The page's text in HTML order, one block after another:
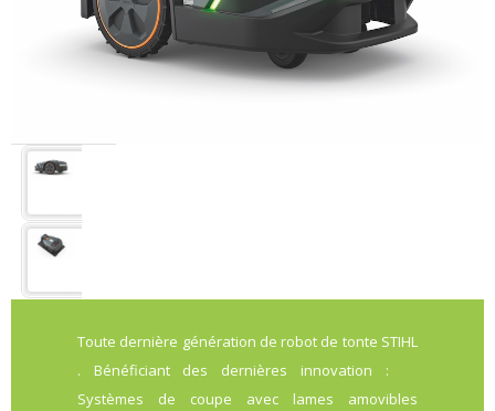
Toute dernière génération de robot de tonte STIHL
. Bénéficiant des dernières innovation :
Systèmes de coupe avec lames amovibles